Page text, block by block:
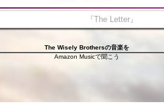
『The Letter』
The Wisely Brothersの音楽を
Amazon Musicで聞こう